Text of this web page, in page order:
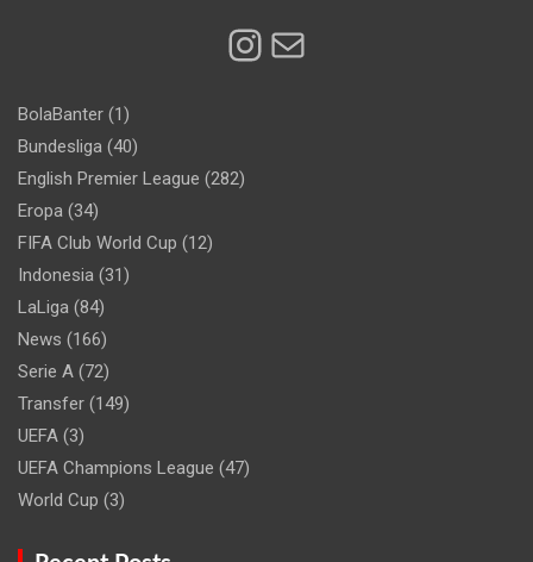
Instagram
Mail
BolaBanter (1)
Bundesliga (40)
English Premier League (282)
Eropa (34)
FIFA Club World Cup (12)
Indonesia (31)
LaLiga (84)
News (166)
Serie A (72)
Transfer (149)
UEFA (3)
UEFA Champions League (47)
World Cup (3)